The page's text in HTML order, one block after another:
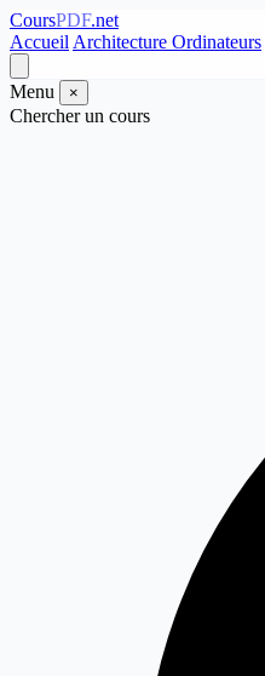
CoursPDF.net
Accueil Architecture Ordinateurs
Menu ×
Chercher un cours